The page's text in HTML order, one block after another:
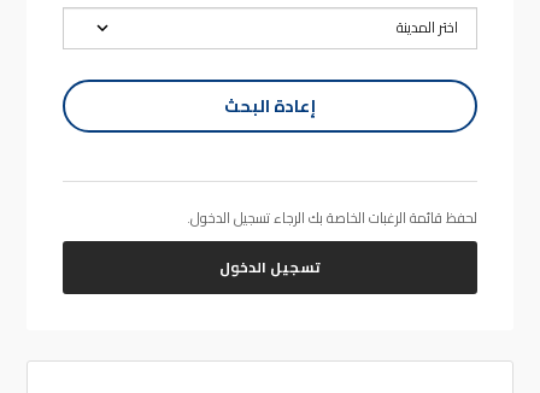
إعادة البحث
لحفظ قائمة الرغبات الخاصة بك الرجاء تسجيل الدخول.
تسجيل الدخول